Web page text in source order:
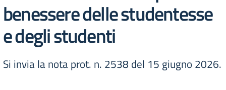
benessere delle studentesse
e degli studenti
Si invia la nota prot. n. 2538 del 15 giugno 2026.